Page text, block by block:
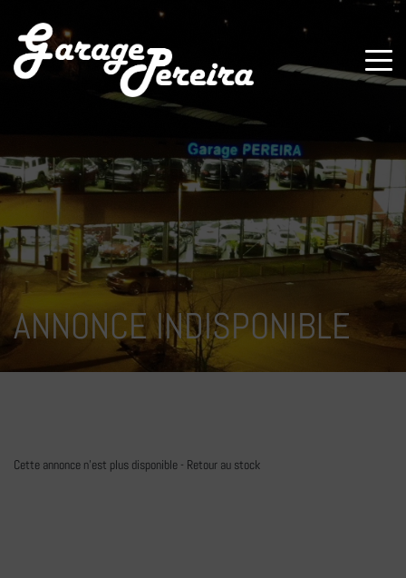
ANNONCE INDISPONIBLE
Cette annonce n'est plus disponible - Retour au stock
Paramètres avancés des cookies